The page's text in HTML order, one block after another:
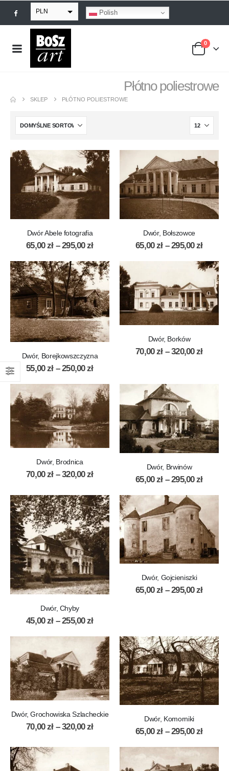
PLN
EUR
USD
Polish
0
Płótno poliestrowe
SKLEP PŁÓTNO POLIESTROWE
Dwór Abele fotografia
65,00zł – 295,00zł
Dwór, Bołszowce
65,00zł – 295,00zł
Dwór, Borejkowszczyzna
55,00zł – 250,00zł
Dwór, Borków
70,00zł – 320,00zł
Dwór, Brodnica
70,00zł – 320,00zł
Dwór, Brwinów
65,00zł – 295,00zł
Dwór, Chyby
45,00zł – 255,00zł
Dwór, Gojcieniszki
65,00zł – 295,00zł
Dwór, Grochowiska Szlacheckie
70,00zł – 320,00zł
Dwór, Komorniki
65,00zł – 295,00zł